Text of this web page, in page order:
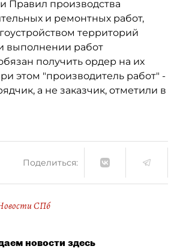
Правил производства
и ремонтных работ,
территорий
выполнении работ
получить ордер на их
этом "производитель работ" -
а не заказчик, отметили в
Поделиться:
СПб
новости здесь